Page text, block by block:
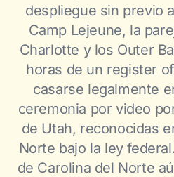
despliegue sin previo
Camp Lejeune, la
Charlotte y los Outer
horas de un register
casarse legalmente
ceremonia por video
de Utah, reconocidas
Norte bajo la ley
de Carolina del Norte